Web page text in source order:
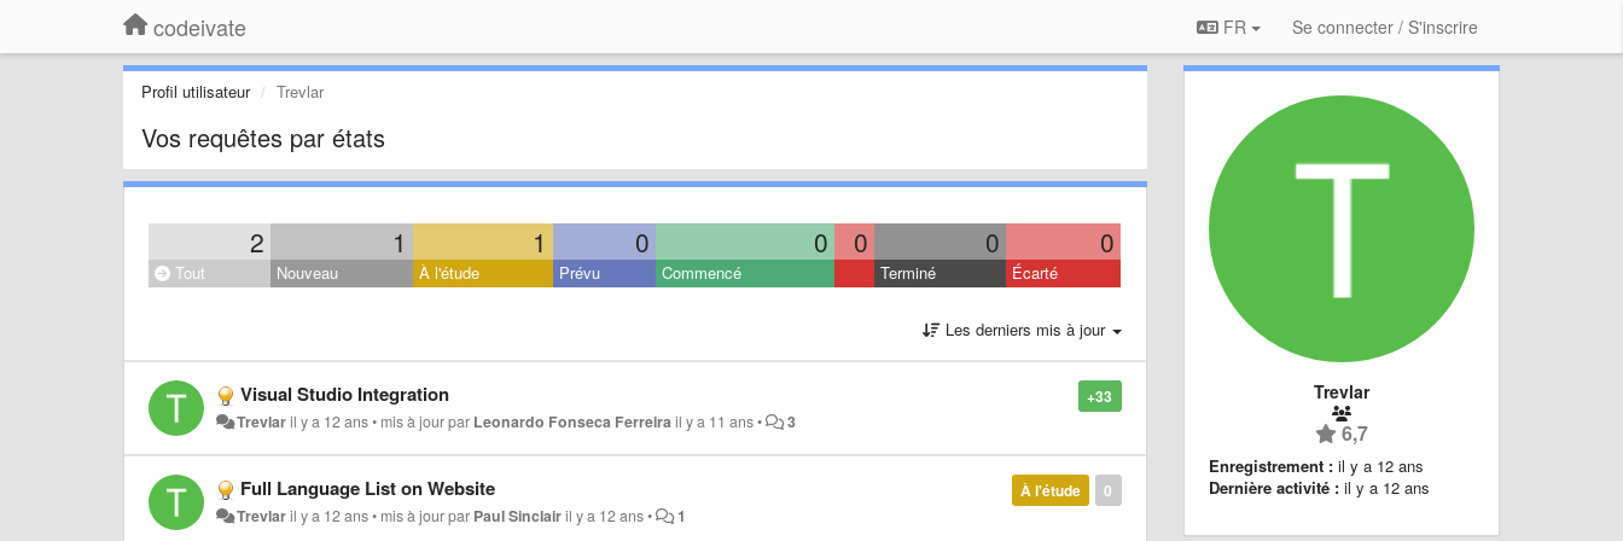
codeivate FR Se connecter / S'inscrire
Profil utilisateur Trevlar
Vos requêtes par états
2 1 1 0 0 0 0 0
Tout Nouveau À l'étude Prévu Commencé Terminé Écarté
Les derniers mis à jour
+33
Visual Studio Integration
Trevlaril y a 12 ans• mis à jour par Leonardo Fonseca Ferreirail y a 11 ans• 3
0
À l'étude
Full Language List on Website
Trevlaril y a 12 ans• mis à jour par Paul Sinclairil y a 12 ans• 1
Trevlar
6,7
Enregistrement : il y a 12 ans
Dernière activité : il y a 12 ans